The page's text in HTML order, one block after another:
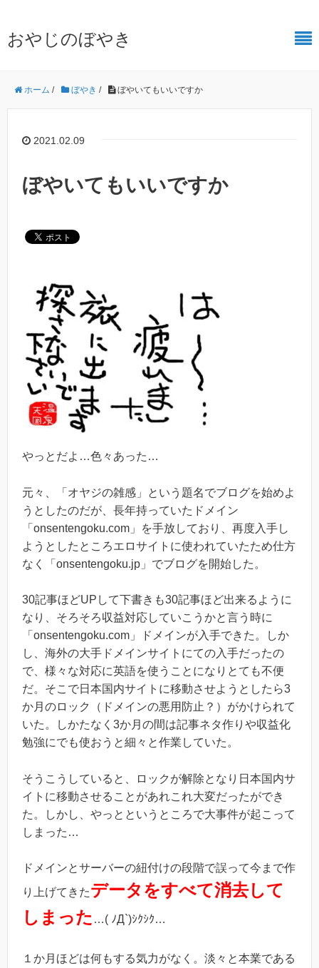
おやじのぼやき
ホーム / ぼやき / ぼやいてもいいですか
2021.02.09
ぼやいてもいいですか
やっとだよ…色々あった…
元々、「オヤジの雑感」という題名でブログを始めよ
うとしたのだが、長年持っていたドメイン
「onsentengoku.com」を手放しており、再度入手し
ようとしたところエロサイトに使われていたため仕方
なく「onsentengoku.jp」でブログを開始した。
30記事ほどUPして下書きも30記事ほど出来るように
なり、そろそろ収益対応していこうかと言う時に
「onsentengoku.com」ドメインが入手できた。しか
し、海外の大手ドメインサイトにての入手だったの
で、様々な対応に英語を使うことになりとても不便
だ。そこで日本国内サイトに移動させようとしたら3
か月のロック（ドメインの悪用防止？）がかけられて
いた。しかたなく3か月の間は記事ネタ作りや収益化
勉強にでも使おうと細々と作業していた。
そうこうしていると、ロックが解除となり日本国内サ
イトに移動させることがあれこれ大変だったができ
た。しかし、やっとというところで大事件が起こって
しまった…
ドメインとサーバーの紐付けの段階で誤って今まで作
り上げてきたデータをすべて消去して
しまった …( ﾉД`)ｼｸｼｸ…
１か月ほどは何もする気力がなく。淡々と本業である